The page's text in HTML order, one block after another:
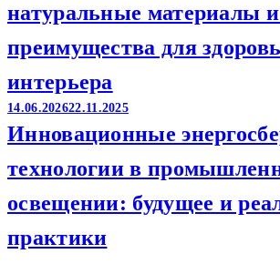
натуральные материалы
преимущества для
интерьера
14.06.202622.11.2025
Инновационные
технологии в
освещении: будущее и
практики